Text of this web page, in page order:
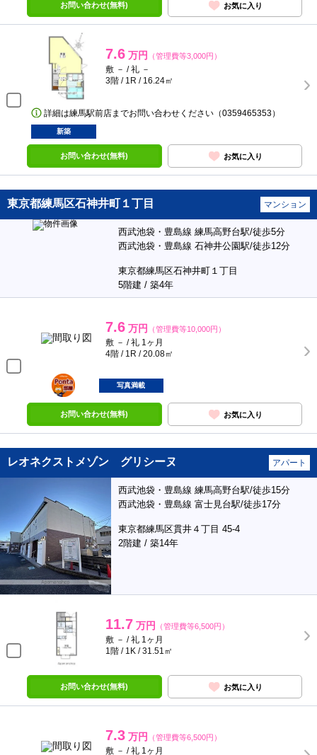
お問い合わせ(無料) お気に入り
7.6 万円 （管理費等3,000円）
敷 － / 礼 －
3階 / 1R / 16.24㎡
詳細は練馬駅前店までお問い合わせください（0359465353）
新築
お問い合わせ(無料) お気に入り
東京都練馬区石神井町１丁目 マンション
西武池袋・豊島線 練馬高野台駅/徒歩5分
西武池袋・豊島線 石神井公園駅/徒歩12分
東京都練馬区石神井町１丁目
5階建 / 築4年
7.6 万円 （管理費等10,000円）
敷 － / 礼 1ヶ月
4階 / 1R / 20.08㎡
ポンタ
部屋
写真満載
お問い合わせ(無料) お気に入り
レオネクストメゾン グリシーヌ アパート
西武池袋・豊島線 練馬高野台駅/徒歩15分
西武池袋・豊島線 富士見台駅/徒歩17分
東京都練馬区貫井４丁目 45-4
2階建 / 築14年
11.7 万円 （管理費等6,500円）
敷 － / 礼 1ヶ月
1階 / 1K / 31.51㎡
お問い合わせ(無料) お気に入り
7.3 万円 （管理費等6,500円）
敷 － / 礼 1ヶ月